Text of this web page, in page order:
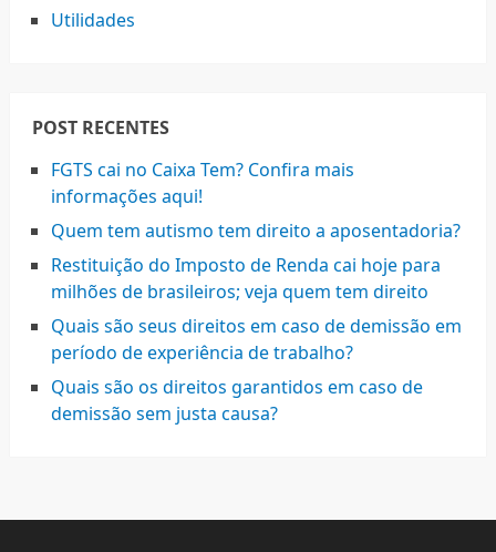
Utilidades
POST RECENTES
FGTS cai no Caixa Tem? Confira mais
informações aqui!
Quem tem autismo tem direito a aposentadoria?
Restituição do Imposto de Renda cai hoje para
milhões de brasileiros; veja quem tem direito
Quais são seus direitos em caso de demissão em
período de experiência de trabalho?
Quais são os direitos garantidos em caso de
demissão sem justa causa?